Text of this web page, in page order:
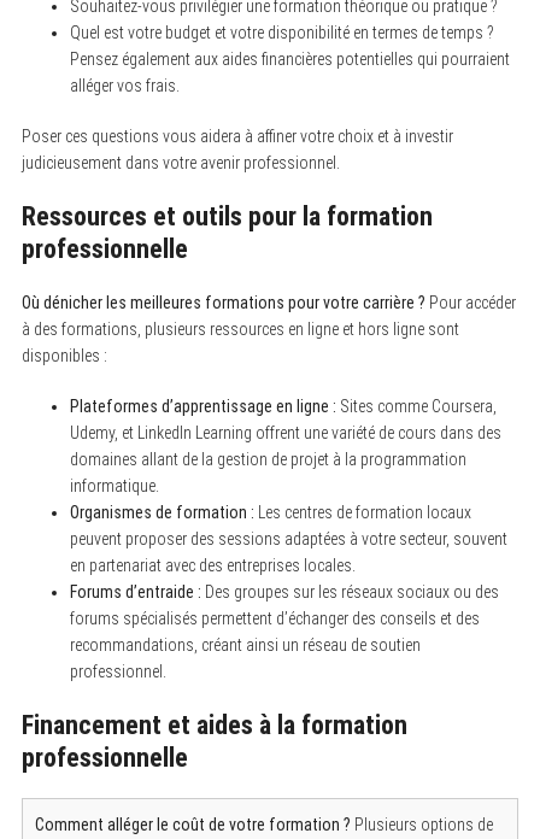
Souhaitez-vous privilégier une formation théorique ou pratique ?
Quel est votre budget et votre disponibilité en termes de temps ?
Pensez également aux aides financières potentielles qui pourraient
alléger vos frais.
Poser ces questions vous aidera à affiner votre choix et à investir
judicieusement dans votre avenir professionnel.
Ressources et outils pour la formation
professionnelle
Où dénicher les meilleures formations pour votre carrière ? Pour accéder
à des formations, plusieurs ressources en ligne et hors ligne sont
disponibles :
Plateformes d’apprentissage en ligne : Sites comme Coursera,
Udemy, et LinkedIn Learning offrent une variété de cours dans des
domaines allant de la gestion de projet à la programmation
informatique.
Organismes de formation : Les centres de formation locaux
peuvent proposer des sessions adaptées à votre secteur, souvent
en partenariat avec des entreprises locales.
Forums d’entraide : Des groupes sur les réseaux sociaux ou des
forums spécialisés permettent d’échanger des conseils et des
recommandations, créant ainsi un réseau de soutien
professionnel.
Financement et aides à la formation
professionnelle
Comment alléger le coût de votre formation ? Plusieurs options de